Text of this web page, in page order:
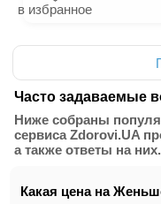
в избранное
Часто задаваемые
Ниже собраны
сервиса Zdorovi.UA
а также ответы на них.
Какая цена на